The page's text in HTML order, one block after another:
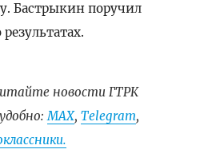
Бастрыкин поручил
новости ГТРК
МАХ, Telegram,